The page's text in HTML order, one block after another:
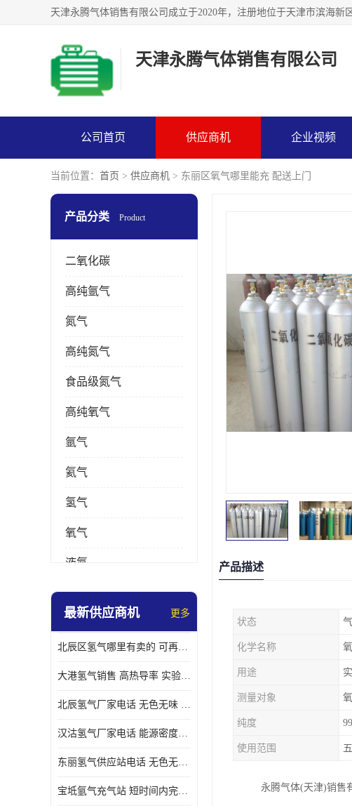
天津永腾气体销售有限公司
公司首页 供应商机 企业视频
当前位置： 首页 > 供应商机 > 东丽区氧气哪里能充 配送上门
产品分类 Product
二氧化碳
高纯氩气
氮气
高纯氮气
食品级氮气
高纯氧气
氩气
氦气
氢气
氧气
液氮
乙炔
最新供应商机 更多
北辰区氢气哪里有卖的 可再生 实验室应用
大港氢气销售 高热导率 实验室应用
北辰氢气厂家电话 无色无味 凝点为-259
汉沽氢气厂家电话 能源密度高 储存和传输便利
东丽氢气供应站电话 无色无味 储存和传输便利
宝坻氩气充气站 短时间内完成 人员经过培训
产品描述
状态
化学名称
用途
测量对象
纯度
使用范围
永腾气体(天津)销售